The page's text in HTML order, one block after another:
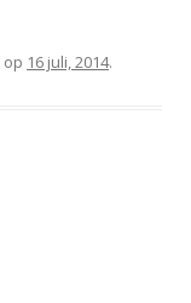
op 16 juli, 2014.